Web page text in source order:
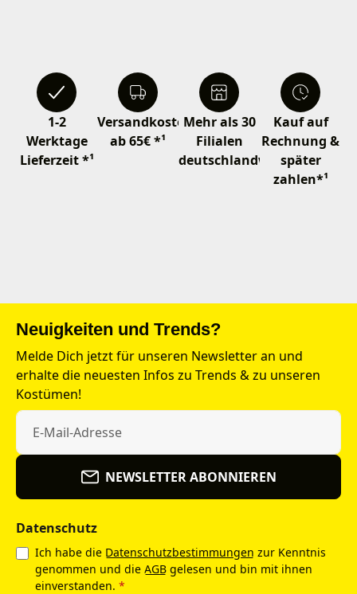
1-2
Werktage
Lieferzeit *¹
Versandkostenfrei
ab 65€ *¹
Mehr als 30
Filialen
deutschlandweit
Kauf auf
Rechnung &
später
zahlen*¹
Neuigkeiten und Trends?
Melde Dich jetzt für unseren Newsletter an und
erhalte die neuesten Infos zu Trends & zu unseren
Kostümen!
NEWSLETTER ABONNIEREN
Datenschutz
Ich habe die Datenschutzbestimmungen zur Kenntnis
genommen und die AGB gelesen und bin mit ihnen
einverstanden. *